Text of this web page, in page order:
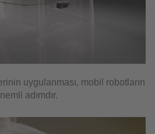
uygulanması, mobil robotların
adımdır.